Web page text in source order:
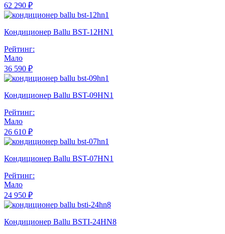
62 290 ₽
Кондиционер Ballu BST-12HN1
Рейтинг:
Мало
36 590 ₽
Кондиционер Ballu BST-09HN1
Рейтинг:
Мало
26 610 ₽
Кондиционер Ballu BST-07HN1
Рейтинг:
Мало
24 950 ₽
Кондиционер Ballu BSTI-24HN8